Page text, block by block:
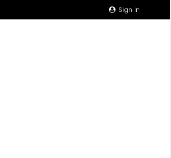
Sign In